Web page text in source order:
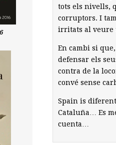
tots els nivells,
corruptors. I
irritats al veure
En cambi si
defensar els
contra de la
convé sense
Spain is
Cataluña… Es
cuenta…